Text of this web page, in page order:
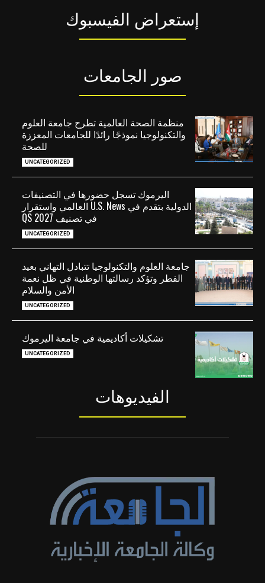
إستعراض الفيسبوك
صور الجامعات
منظمة الصحة العالمية تطرح جامعة العلوم
والتكنولوجيا نموذجًا رائدًا للجامعات المعززة
للصحة
UNCATEGORIZED
اليرموك تسجل حضورها في التصنيفات
الدولية بتقدم في U.S. News العالمي واستقرار
في تصنيف QS 2027
UNCATEGORIZED
جامعة العلوم والتكنولوجيا تتبادل التهاني بعيد
الفطر وتؤكد رسالتها الوطنية في ظل نعمة
الأمن والسلام
UNCATEGORIZED
تشكيلات أكاديمية في جامعة اليرموك
UNCATEGORIZED
الفيديوهات